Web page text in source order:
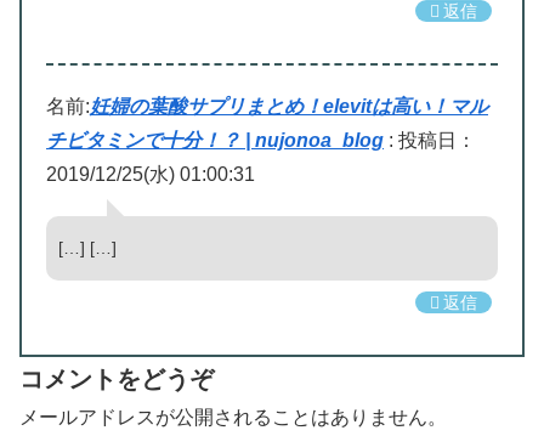
返信
名前:妊婦の葉酸サプリまとめ！elevitは高い！マル
チビタミンで十分！？ | nujonoa_blog : 投稿日：
2019/12/25(水) 01:00:31
[…] […]
返信
コメントをどうぞ
メールアドレスが公開されることはありません。